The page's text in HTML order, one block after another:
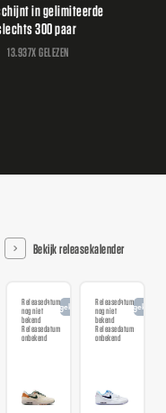
in gelimiteerde
300 paar
13.937X GELEZEN
Bekijk releasekalender
Releasedatum
nog niet
bekend
Releasedatum
onbekend
AangekondigdReleasedatum
nog niet
bekend
Releasedatum
onbekend